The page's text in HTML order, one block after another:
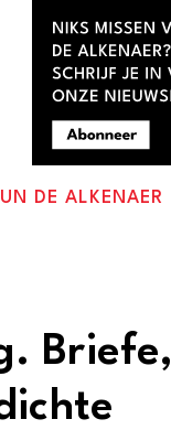
DE ALKENAER
Briefe,